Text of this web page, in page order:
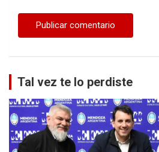
Tal vez te lo perdiste